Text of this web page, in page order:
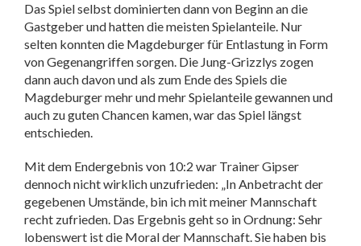
Das Spiel selbst dominierten dann von Beginn an die
Gastgeber und hatten die meisten Spielanteile. Nur
selten konnten die Magdeburger für Entlastung in Form
von Gegenangriffen sorgen. Die Jung-Grizzlys zogen
dann auch davon und als zum Ende des Spiels die
Magdeburger mehr und mehr Spielanteile gewannen und
auch zu guten Chancen kamen, war das Spiel längst
entschieden.
Mit dem Endergebnis von 10:2 war Trainer Gipser
dennoch nicht wirklich unzufrieden: „In Anbetracht der
gegebenen Umstände, bin ich mit meiner Mannschaft
recht zufrieden. Das Ergebnis geht so in Ordnung: Sehr
lobenswert ist die Moral der Mannschaft. Sie haben bis